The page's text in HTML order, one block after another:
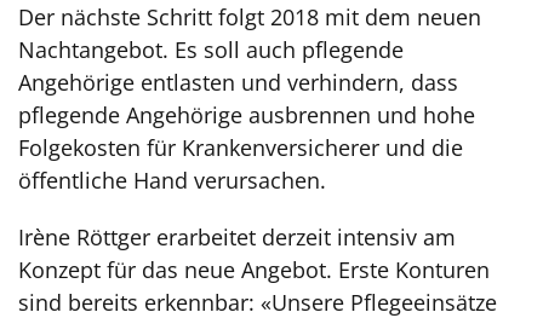
Der nächste Schritt folgt 2018 mit dem neuen
Nachtangebot. Es soll auch pflegende
Angehörige entlasten und verhindern, dass
pflegende Angehörige ausbrennen und hohe
Folgekosten für Krankenversicherer und die
öffentliche Hand verursachen.
Irène Röttger erarbeitet derzeit intensiv am
Konzept für das neue Angebot. Erste Konturen
sind bereits erkennbar: «Unsere Pflegeeinsätze